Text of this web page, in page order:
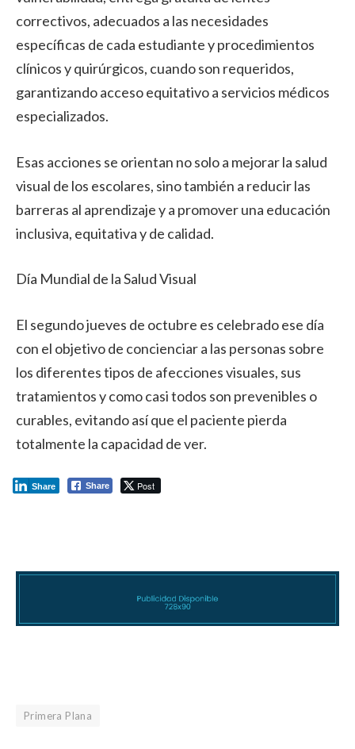
correctivos, adecuados a las necesidades
específicas de cada estudiante y procedimientos
clínicos y quirúrgicos, cuando son requeridos,
garantizando acceso equitativo a servicios médicos
especializados.
Esas acciones se orientan no solo a mejorar la salud
visual de los escolares, sino también a reducir las
barreras al aprendizaje y a promover una educación
inclusiva, equitativa y de calidad.
Día Mundial de la Salud Visual
El segundo jueves de octubre es celebrado ese día
con el objetivo de concienciar a las personas sobre
los diferentes tipos de afecciones visuales, sus
tratamientos y como casi todos son prevenibles o
curables, evitando así que el paciente pierda
totalmente la capacidad de ver.
Share Post
Share
Primera Plana